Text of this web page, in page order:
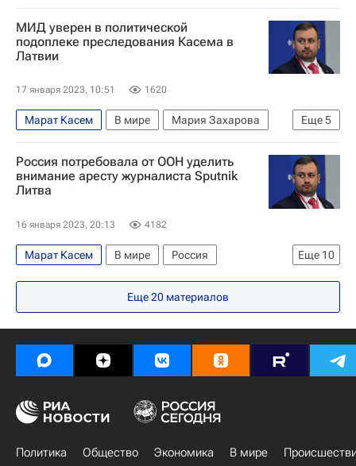
Задержание шеф-редактора Sputnik Литва Касема
МИД уверен в политической
подоплеке преследования Касема в
Латвии
17 января 2023, 10:51 1620
Еще5
Марат Касем В мире
Мария Захарова
Союз журналистов России
Россия
Латвия
Россия потребовала от ООН уделить
внимание аресту журналиста Sputnik
Литва
16 января 2023, 20:13 4182
Еще 10
Марат Касем В мире
Россия
Женева (город)
ООН
Геннадий Гатилов
Татьяна Москалькова
Дмитрий Киселев
Латвия
Москва
Совет Европы
ОБСЕ
Еще20 материалов
Политика Общество Экономика В мире